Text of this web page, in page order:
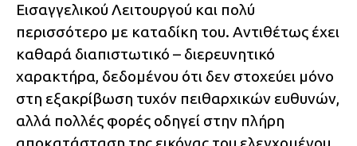
Εισαγγελικού Λειτουργού και πολύ
περισσότερο με καταδίκη του. Αντιθέτως έχει
καθαρά διαπιστωτικό – διερευνητικό
χαρακτήρα, δεδομένου ότι δεν στοχεύει μόνο
στη εξακρίβωση τυχόν πειθαρχικών ευθυνών,
αλλά πολλές φορές οδηγεί στην πλήρη